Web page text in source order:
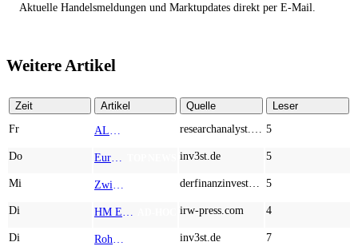
Aktuelle Handelsmeldungen und Marktupdates direkt per E-Mail.
Weitere Artikel
Zeit Artikel Quelle
Leser
Fr
5
Do inv3st.de 5
Mi 5
Di irw-press.com 4
Di inv3st.de 7